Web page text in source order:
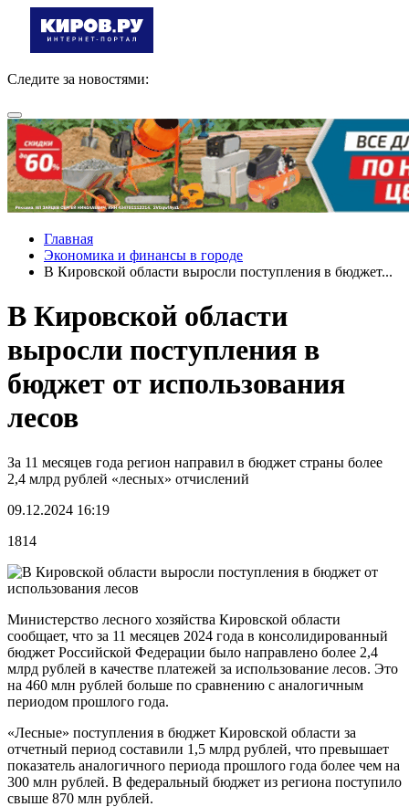
Следите за новостями:
Главная
Экономика и финансы в городе
В Кировской области выросли поступления в бюджет...
В Кировской области
выросли поступления в
бюджет от использования
лесов
За 11 месяцев года регион направил в бюджет страны более
2,4 млрд рублей «лесных» отчислений
09.12.2024 16:19
1814
Министерство лесного хозяйства Кировской области
сообщает, что за 11 месяцев 2024 года в консолидированный
бюджет Российской Федерации было направлено более 2,4
млрд рублей в качестве платежей за использование лесов. Это
на 460 млн рублей больше по сравнению с аналогичным
периодом прошлого года.
«Лесные» поступления в бюджет Кировской области за
отчетный период составили 1,5 млрд рублей, что превышает
показатель аналогичного периода прошлого года более чем на
300 млн рублей. В федеральный бюджет из региона поступило
свыше 870 млн рублей.